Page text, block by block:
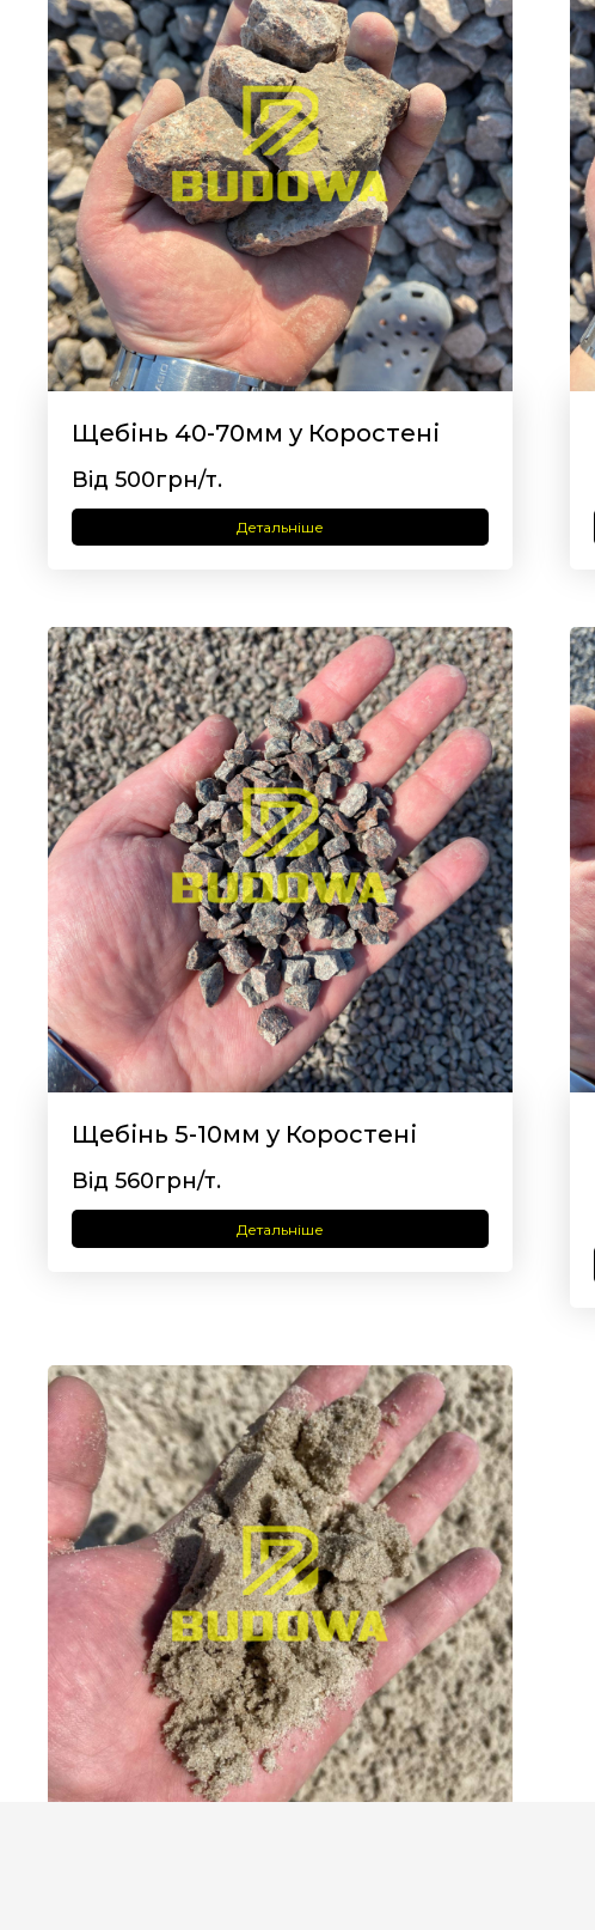
Щебінь 40-70мм у Коростені
Від 500грн/т.
Детальніше
Щебінь 5-10мм у Коростені
Від 560грн/т.
Детальніше